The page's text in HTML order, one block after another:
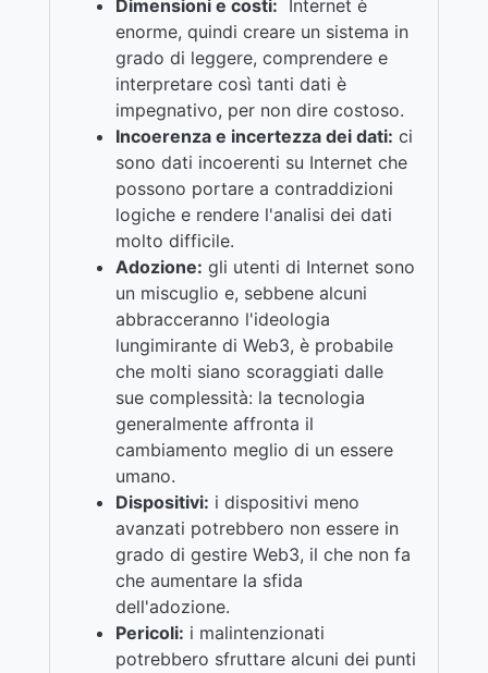
Dimensioni e costi: Internet è
enorme, quindi creare un sistema in
grado di leggere, comprendere e
interpretare così tanti dati è
impegnativo, per non dire costoso.
Incoerenza e incertezza dei dati: ci
sono dati incoerenti su Internet che
possono portare a contraddizioni
logiche e rendere l'analisi dei dati
molto difficile.
Adozione: gli utenti di Internet sono
un miscuglio e, sebbene alcuni
abbracceranno l'ideologia
lungimirante di Web3, è probabile
che molti siano scoraggiati dalle
sue complessità: la tecnologia
generalmente affronta il
cambiamento meglio di un essere
umano.
Dispositivi: i dispositivi meno
avanzati potrebbero non essere in
grado di gestire Web3, il che non fa
che aumentare la sfida
dell'adozione.
Pericoli: i malintenzionati
potrebbero sfruttare alcuni dei punti